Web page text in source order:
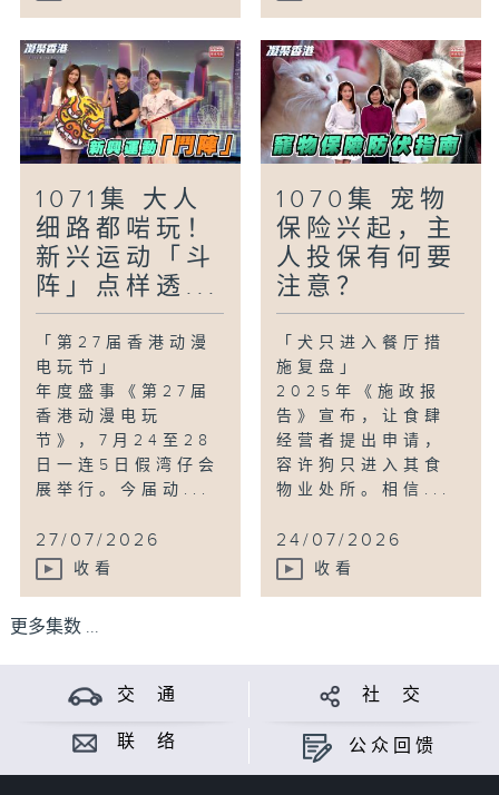
1071集 大人
细路都啱玩！
新兴运动「斗
阵」点样透...
「第27届香港动漫
电玩节」
年度盛事《第27届
香港动漫电玩
节》，7月24至28
日一连5日假湾仔会
展举行。今届动...
27/07/2026
收看
1070集 宠物
保险兴起，主
人投保有何要
注意？
「犬只进入餐厅措
施复盘」
2025年《施政报
告》宣布，让食肆
经营者提出申请，
容许狗只进入其食
物业处所。相信...
24/07/2026
收看
更多集数 ...
交 通 社 交
联 络 公众回馈